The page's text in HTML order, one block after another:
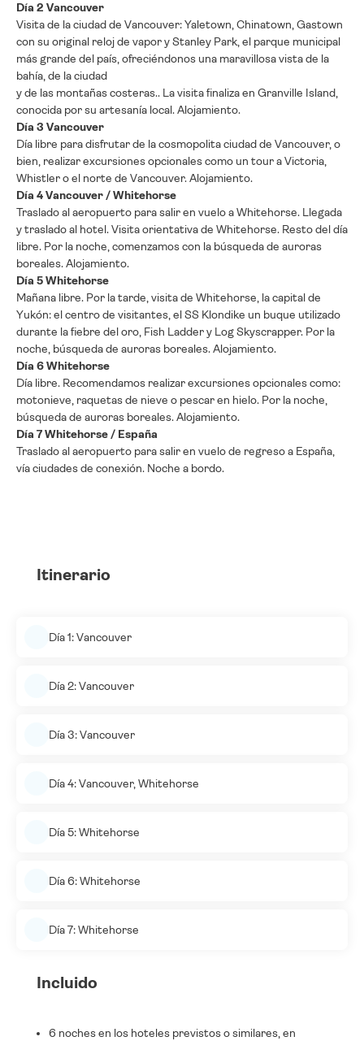
Día 2 Vancouver
Visita de la ciudad de Vancouver: Yaletown, Chinatown, Gastown
con su original reloj de vapor y Stanley Park, el parque municipal
más grande del país, ofreciéndonos una maravillosa vista de la
bahía, de la ciudad
y de las montañas costeras.. La visita finaliza en Granville Island,
conocida por su artesanía local. Alojamiento.
Día 3 Vancouver
Día libre para disfrutar de la cosmopolita ciudad de Vancouver, o
bien, realizar excursiones opcionales como un tour a Victoria,
Whistler o el norte de Vancouver. Alojamiento.
Día 4 Vancouver / Whitehorse
Traslado al aeropuerto para salir en vuelo a Whitehorse. Llegada
y traslado al hotel. Visita orientativa de Whitehorse. Resto del día
libre. Por la noche, comenzamos con la búsqueda de auroras
boreales. Alojamiento.
Día 5 Whitehorse
Mañana libre. Por la tarde, visita de Whitehorse, la capital de
Yukón: el centro de visitantes, el SS Klondike un buque utilizado
durante la fiebre del oro, Fish Ladder y Log Skyscrapper. Por la
noche, búsqueda de auroras boreales. Alojamiento.
Día 6 Whitehorse
Día libre. Recomendamos realizar excursiones opcionales como:
motonieve, raquetas de nieve o pescar en hielo. Por la noche,
búsqueda de auroras boreales. Alojamiento.
Día 7 Whitehorse / España
Traslado al aeropuerto para salir en vuelo de regreso a España,
vía ciudades de conexión. Noche a bordo.
Itinerario
Día 1: Vancouver
Día 2: Vancouver
Día 3: Vancouver
Día 4: Vancouver, Whitehorse
Día 5: Whitehorse
Día 6: Whitehorse
Día 7: Whitehorse
Incluido
6 noches en los hoteles previstos o similares, en